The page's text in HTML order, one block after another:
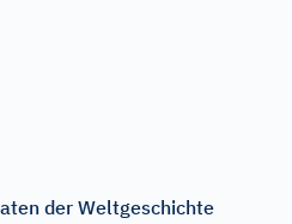
der Weltgeschichte